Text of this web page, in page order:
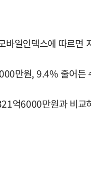
바일인덱스에 따르
만원, 9.4% 줄어든
억6000만원과 비